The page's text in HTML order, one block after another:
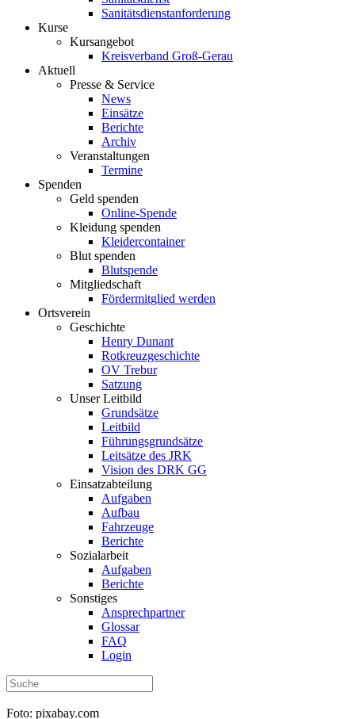
Sanitätsdienstanforderung
Kurse
Kursangebot
Kreisverband Groß-Gerau
Aktuell
Presse & Service
News
Einsätze
Berichte
Archiv
Veranstaltungen
Termine
Spenden
Geld spenden
Online-Spende
Kleidung spenden
Kleidercontainer
Blut spenden
Blutspende
Mitgliedschaft
Fördermitglied werden
Ortsverein
Geschichte
Henry Dunant
Rotkreuzgeschichte
OV Trebur
Satzung
Unser Leitbild
Grundsätze
Leitbild
Führungsgrundsätze
Leitsätze des JRK
Vision des DRK GG
Einsatzabteilung
Aufgaben
Aufbau
Fahrzeuge
Berichte
Sozialarbeit
Aufgaben
Berichte
Sonstiges
Ansprechpartner
Glossar
FAQ
Login
Foto: pixabay.com